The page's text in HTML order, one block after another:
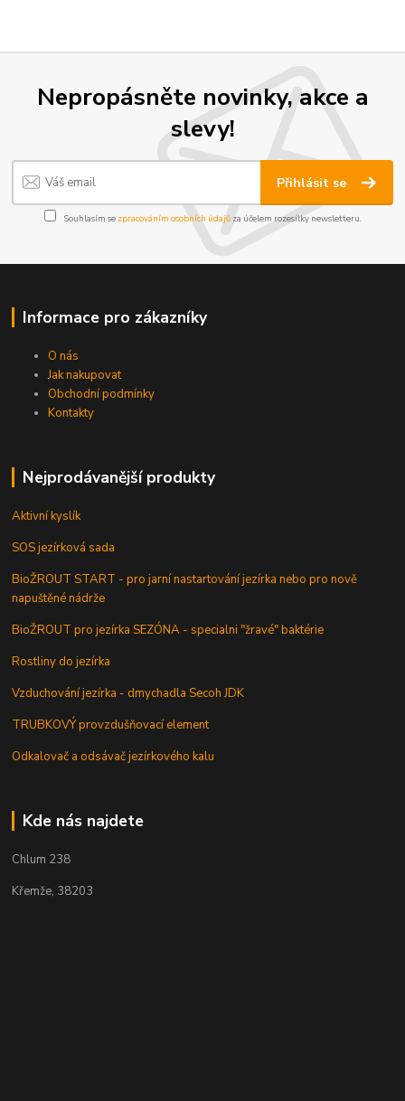
Nepropásněte novinky, akce a
slevy!
Přihlásit se
Souhlasím se zpracováním osobních údajůza účelem rozesílky newsletteru.
Informace pro zákazníky
O nás
Jak nakupovat
Obchodní podmínky
Kontakty
Nejprodávanější produkty
Aktivní kyslík
SOS jezírková sada
BioŽROUT START - pro jarní nastartování jezírka nebo pro nově
napuštěné nádrže
BioŽROUT pro jezírka SEZÓNA - specialni "žravé" baktérie
Rostliny do jezírka
Vzduchování jezírka - dmychadla Secoh JDK
TRUBKOVÝ provzdušňovací element
Odkalovač a odsávač jezírkového kalu
Kde nás najdete
Chlum 238
Křemže, 38203